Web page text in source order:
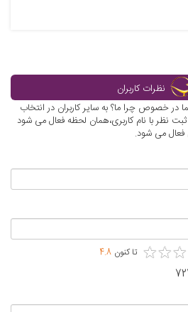
نظرات کاربران
در خصوص چرا ما؟ به سایر کاربران در انتخاب
نظر با نام کاربری،همان لحظه فعال می شود
می شود.
★★★
★★★ تا کنون 4.8